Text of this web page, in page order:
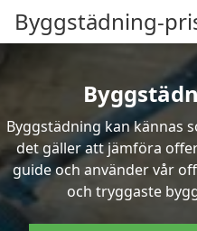
Byggstädning-
Byggstädning kan kännas
det gäller att jämföra
guide och använder vår
och tryggaste